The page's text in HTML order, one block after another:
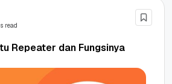
read
Repeater dan Fungsinya